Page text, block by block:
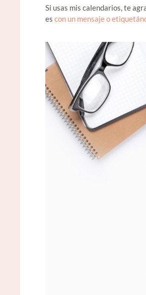
Si usas mis calendarios, te
es con un mensaje o